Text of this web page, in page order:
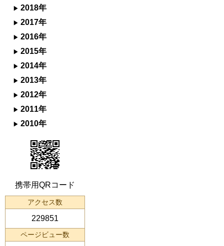
2018年
2017年
2016年
2015年
2014年
2013年
2012年
2011年
2010年
携帯用QRコード
アクセス数
229851
ページビュー数